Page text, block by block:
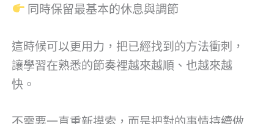
同時保留最基本的休息與調節
這時候可以更用力，把已經找到的方法衝刺，
讓學習在熟悉的節奏裡越來越順、也越來越
快。